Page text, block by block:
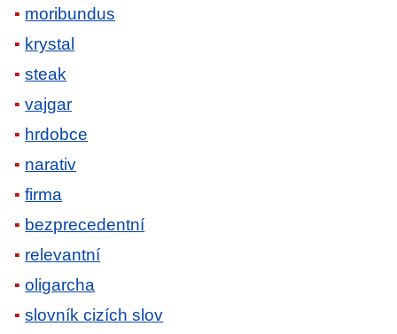
moribundus
krystal
steak
vajgar
hrdobce
narativ
firma
bezprecedentní
relevantní
oligarcha
slovník cizích slov